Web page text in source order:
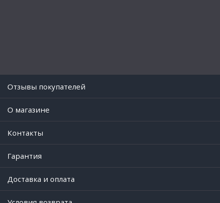
Отзывы покупателей
O магазине
Контакты
Гарантия
Доставка и оплата